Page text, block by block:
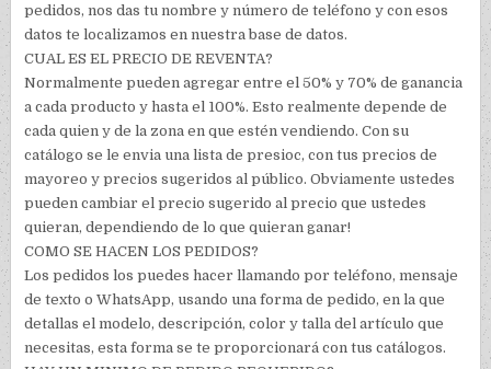
pedidos, nos das tu nombre y número de teléfono y con esos
datos te localizamos en nuestra base de datos.
CUAL ES EL PRECIO DE REVENTA?
Normalmente pueden agregar entre el 50% y 70% de ganancia
a cada producto y hasta el 100%. Esto realmente depende de
cada quien y de la zona en que estén vendiendo. Con su
catálogo se le envia una lista de presioc, con tus precios de
mayoreo y precios sugeridos al público. Obviamente ustedes
pueden cambiar el precio sugerido al precio que ustedes
quieran, dependiendo de lo que quieran ganar!
COMO SE HACEN LOS PEDIDOS?
Los pedidos los puedes hacer llamando por teléfono, mensaje
de texto o WhatsApp, usando una forma de pedido, en la que
detallas el modelo, descripción, color y talla del artículo que
necesitas, esta forma se te proporcionará con tus catálogos.